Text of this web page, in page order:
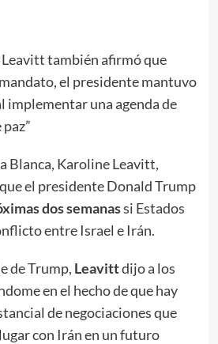
también afirmó que
el presidente mantuvo
implementar una agenda de
Blanca, Karoline Leavitt,
el presidente Donald Trump
dos semanassi Estados
entre Israel e Irán.
de Trump, Leavittdijo a los
en el hecho de que hay
de negociaciones que
con Irán en un futuro